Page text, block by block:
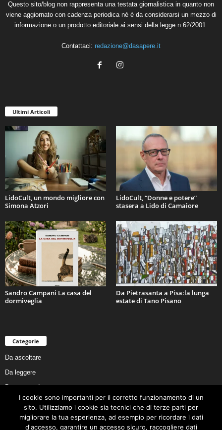
Questo sito/blog non rappresenta una testata giornalistica in quanto non
viene aggiornato con cadenza periodica né è da considerarsi un mezzo di
informazione o un prodotto editoriale ai sensi della legge n.62/2001.
Contattaci: redazione@dasapere.it
Ultimi Articoli
LidoCult, un mondo migliore con
Simona Atzori
LidoCult, “Donne e potere”
stasera a Lido di Camaiore
Sandro Campani La casa del
dormiveglia
Da Pietrasanta a Pisa:la lunga
estate di Tano Pisano
Categorie
Da ascoltare
Da leggere
Da non perdere
Da conoscere
Da preservare
I cookie sono importanti per il corretto funzionamento di un
sito. Utilizziamo i cookie sia tecnici che di terze parti per
migliorare la tua esperienza, ad esempio per ricordare i dati
d'accesso, garantire un accesso sicuro, raccogliere dati